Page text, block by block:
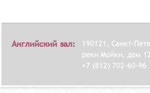
Английский зал:
190121, Санкт-
реки Мойки, дом
+7 (812) 702-60-96